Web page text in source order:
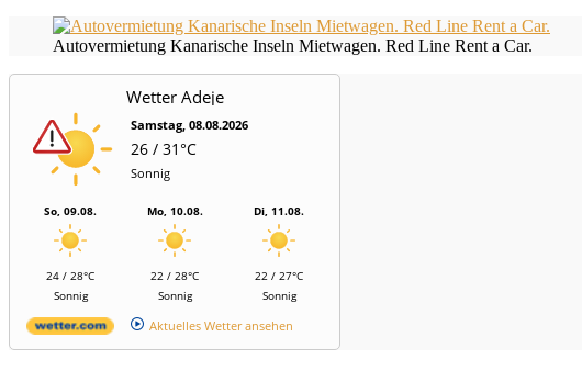
Autovermietung Kanarische Inseln Mietwagen. Red Line Rent a Car.
Wetter Adeje
Samstag, 08.08.2026
26 / 31°C
Sonnig
So, 09.08.
24 / 28°C
Sonnig
Mo, 10.08.
22 / 28°C
Sonnig
Di, 11.08.
22 / 27°C
Sonnig
Aktuelles Wetter ansehen